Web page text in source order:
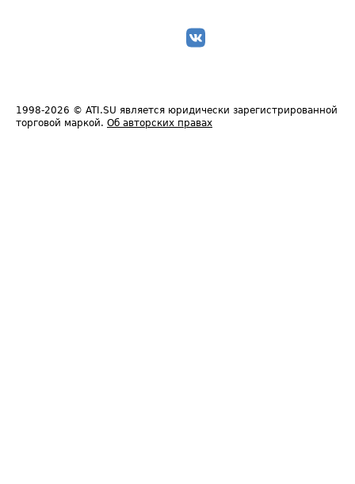
1998-2026 © ATI.SU является юридически зарегистрированной
торговой маркой. Об авторских правах